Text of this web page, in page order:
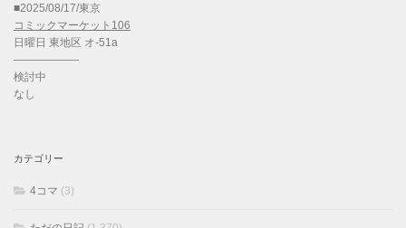
■2025/08/17/東京
コミックマーケット106
日曜日 東地区 オ-51a
——————
検討中
なし
カテゴリー
4コマ (3)